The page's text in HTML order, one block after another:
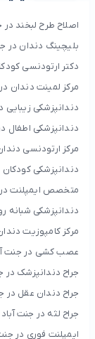
اصلاح طرح لبخند در
بلیچینگ دندان در
دکتر ارتودنسی
مرکز لمینت دندان
دندانپزشکی زیبایی
دندانپزشکی اطفال
مرکز ارتودنسی
دندانپزشکی کودکان
متخصص ایمپلنت در
دندانپزشکی شبانه
مرکز کامپوزیت
عصب کشی در جنت
جراح دندانپزشک در
جراح دندان عقل در
جراح لثه در جنت آباد
ایمپلنت فوری در جنت